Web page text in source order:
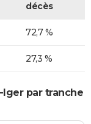
décès
72,7 %
27,3 %
Iger par tranche